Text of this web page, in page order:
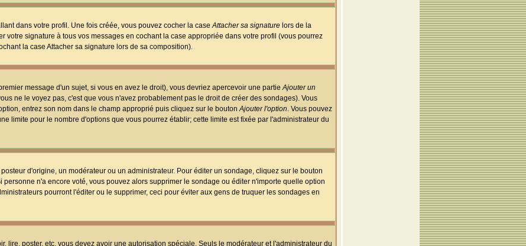
dans votre profil. Une fois créée, vous pouvez cocher la caseAttacher sa signature lors de la
signature à tous vos messages en cochant la case appropriée dans votre profil (vous pourrez
la case Attacher sa signature lors de sa composition).
message d'un sujet, si vous en avez le droit), vous devriez apercevoir une partieAjouter un
ne le voyez pas, c'est que vous n'avez probablement pas le droit de créer des sondages). Vous
entrez son nom dans le champ approprié puis cliquez sur le boutonAjouter l'option. Vous pouvez
limite pour le nombre d'options que vous pourrez établir; cette limite est fixée par l'administrateur du
d'origine, un modérateur ou un administrateur. Pour éditer un sondage, cliquez sur le bouton
n'a encore voté, vous pouvez alors supprimer le sondage ou éditer n'importe quelle option
pourront l'éditer ou le supprimer, ceci pour éviter aux gens de truquer les sondages en
lire, poster, etc. vous devez avoir une autorisation spéciale. Seuls le modérateur et l'administrateur du